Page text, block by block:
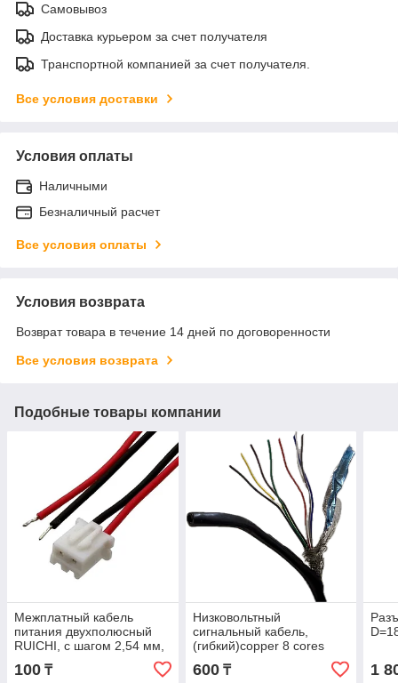
Самовывоз
Доставка курьером за счет получателя
Транспортной компанией за счет получателя.
Все условия доставки
Условия оплаты
Наличными
Безналичный расчет
Все условия оплаты
Условия возврата
Возврат товара в течение 14 дней по договоренности
Все условия возврата
Подобные товары компании
Межплатный кабель
питания двухполюсный
RUICHI, с шагом 2,54 мм,
серия 1007, AWG26,
разъем C3
100 ₸
Низковольтный
сигнальный кабель,
(гибкий)copper 8 cores
0.12 MM2. в оплетке
0,15ММ2
600₸ 1